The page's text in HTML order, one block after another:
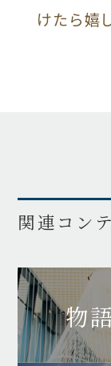
けたら嬉
関連コン
物